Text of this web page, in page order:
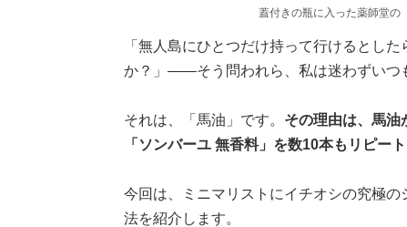
蓋付きの瓶に入った薬師堂の
「無人島にひとつだけ持って行けるとし
か？」――そう問われら、私は迷わずいつ
それは、「馬油」です。 その理由は、馬油
「ソンバーユ 無香料」を数10本もリピート
今回は、ミニマリストにイチオシの究極
法を紹介します。